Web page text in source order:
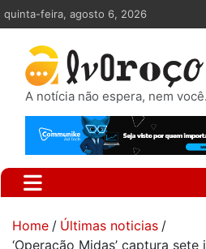
Skip
to
content
quinta-feira, agosto 6, 2026
A notícia não espera, nem você.
Home
Últimas noticias
‘Operação Midas’ captura